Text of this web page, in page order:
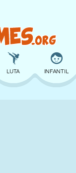
LUTA INFANTIL